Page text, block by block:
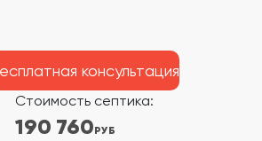
Стоимость септика:
190 760РУБ
консультация